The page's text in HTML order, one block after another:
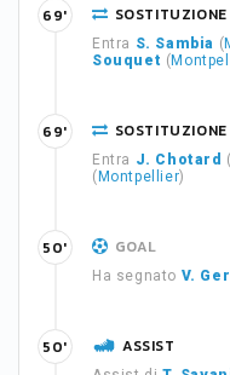
SOSTITUZIONE
Entra S. Sambia (
Souquet (
69'
SOSTITUZIONE
Entra J. Chotard (
( Montpellier)
69'
GOAL
Ha segnato V.
50'
ASSIST
50'